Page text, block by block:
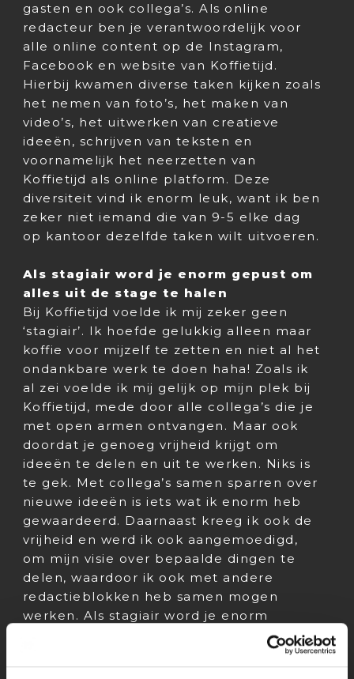
gasten en ook collega’s. Als online
redacteur ben je verantwoordelijk voor
alle online content op de Instagram,
Facebook en website van Koffietijd.
Hierbij kwamen diverse taken kijken zoals
het nemen van foto’s, het maken van
video’s, het uitwerken van creatieve
ideeën, schrijven van teksten en
voornamelijk het neerzetten van
Koffietijd als online platform. Deze
diversiteit vind ik enorm leuk, want ik ben
zeker niet iemand die van 9-5 elke dag
op kantoor dezelfde taken wilt uitvoeren.
Als stagiair word je enorm gepust om
alles uit de stage te halen
Bij Koffietijd voelde ik mij zeker geen
‘stagiair’. Ik hoefde gelukkig alleen maar
koffie voor mijzelf te zetten en niet al het
ondankbare werk te doen haha! Zoals ik
al zei voelde ik mij gelijk op mijn plek bij
Koffietijd, mede door alle collega’s die je
met open armen ontvangen. Maar ook
doordat je genoeg vrijheid krijgt om
ideeën te delen en uit te werken. Niks is
te gek. Met collega’s samen sparren over
nieuwe ideeën is iets wat ik enorm heb
gewaardeerd. Daarnaast kreeg ik ook de
vrijheid en werd ik ook aangemoedigd,
om mijn visie over bepaalde dingen te
delen, waardoor ik ook met andere
redactieblokken heb samen mogen
werken. Als stagiair word je enorm
gepusht om alles uit de stage te halen en
niet beperkt door de functie die je hebt.
Zo heb ik ook met het Branded/Tip team